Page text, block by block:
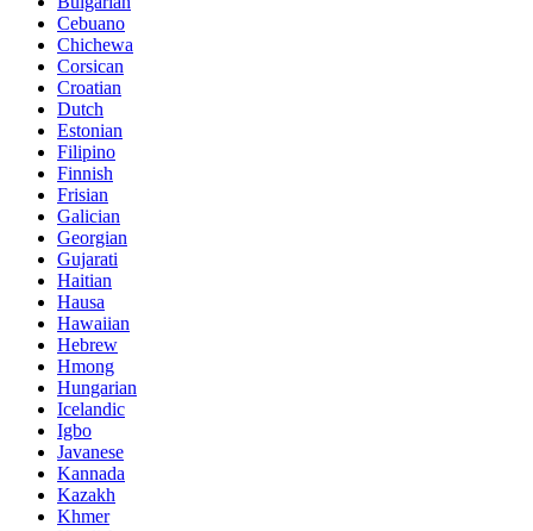
Cebuano
Chichewa
Corsican
Croatian
Dutch
Estonian
Filipino
Finnish
Frisian
Galician
Georgian
Gujarati
Haitian
Hausa
Hawaiian
Hebrew
Hmong
Hungarian
Icelandic
Igbo
Javanese
Kannada
Kazakh
Khmer